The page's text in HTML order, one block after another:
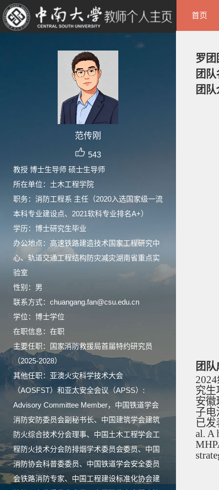
范传刚
543
教授 博士生导师 硕士生导师
所在单位：土木工程学院
职务：消防工程系 主任（2020入选国家级一流
本科专业建设点、2021软科专业排名A+）
学历：博士研究生毕业
办公地点：高速铁路建造技术国家工程研究中
心、轨道交通工程结构防灾减灾湖南省重点实
验室
性别：男
联系方式：chuangang.fan@csu.edu.cn
学位：博士学位
在职信息：在职
主要任职：国家消防救援局首届特约研究员
（2025-2028）
其他任职：亚澳火灾科学技术大会
（AOSFST）和亚太安全会议（APSS）:
Advisory Committee Member，中国铁道学会
消防安防委员会副秘书长、中国建筑学会建筑
防火综合技术分会理事、中国土木工程学会工
程防火技术分会防排烟学术委员会委员、中国
消防协会科普委委员、中国铁道学会安全委员
会铁路消防专家、中国工程建设标准化协会建
首页
罗团
团
团
团
究生
安徽
子电
已
al. A